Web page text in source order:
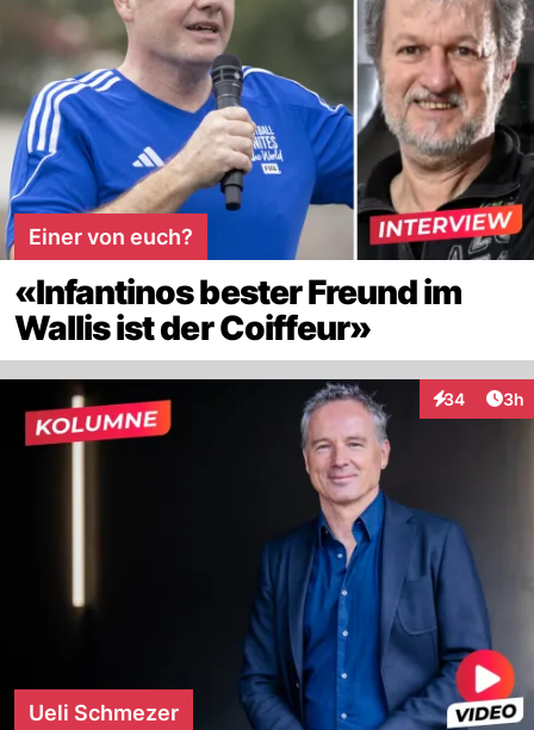
Einer von euch?
«Infantinos bester Freund im
Wallis ist der Coiffeur»
34
Interaktionen
3h
Ueli Schmezer